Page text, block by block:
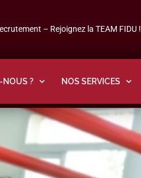
– Rejoignez la TEAM FIDU !
NOUS ? NOS SERVICES